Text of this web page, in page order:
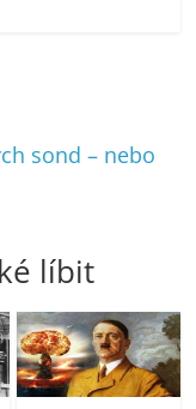
sond – nebo
líbit